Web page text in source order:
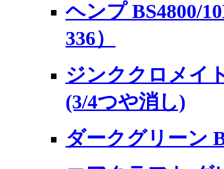
ヘンプ BS4800/
336）
ジンククロメイ
(3/4つや消し)
ダークグリーン